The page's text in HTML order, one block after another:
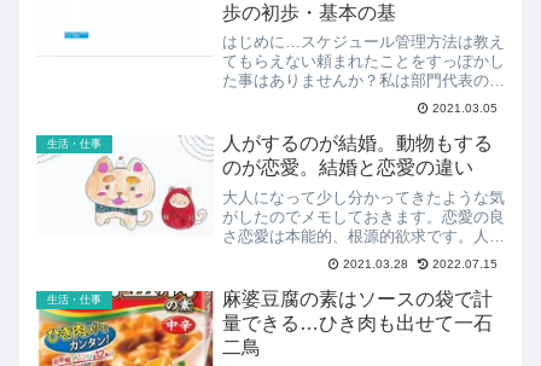
歩の初歩・基本の基
はじめに…スケジュール管理方法は教え
てもらえない頼まれたことをすっぽかし
た事はありませんか？私は部門代表の会
議をすっぽかしたことがあります。会議
が終わる頃にすっぽかした事に気づき、
「やっちまった…」と顔が火照り汗が出
ましたが、「忙しかったか...
2021.03.05
生活・仕事
人がするのが結婚。動物もする
のが恋愛。結婚と恋愛の違い
大人になって少し分かってきたような気
がしたのでメモしておきます。恋愛の良
さ恋愛は本能的、根源的欲求です。人だ
って動物だって恋愛します。恋愛には法
律なんてありません。自由です。好き
か、嫌いか、それだけです。親だって関
係無いし、親の言うことを聞...
2021.03.28 2022.07.15
生活・仕事
麻婆豆腐の素はソースの袋で計
量できる…ひき肉も出せて一石
二鳥